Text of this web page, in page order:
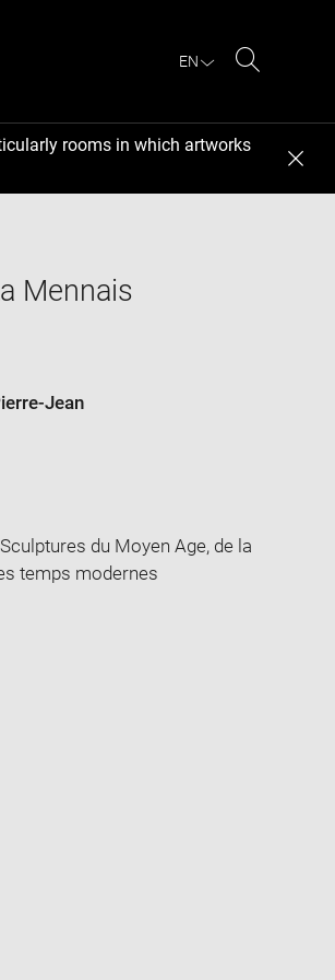
EN
rooms in which artworks
Mennais
Jean
du Moyen Age, de la
temps modernes